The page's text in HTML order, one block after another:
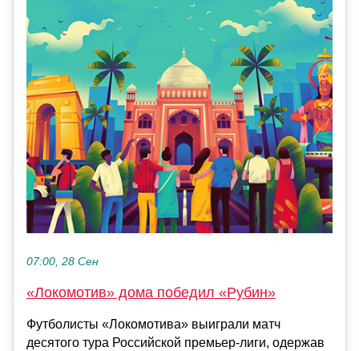
07:00, 28 Сен
«Локомотив» дома победил «Рубин»
Футболисты «Локомотива» выиграли матч
десятого тура Российской премьер-лиги, одержав